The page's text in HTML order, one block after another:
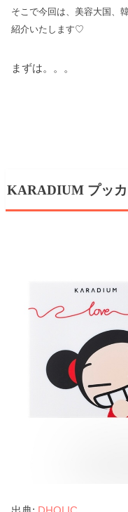
そこで今回は、美容大国、
紹介いたします♡
まずは。。。
KARADIUM プッ